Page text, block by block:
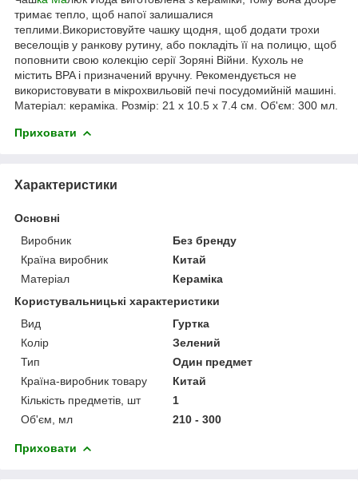
тримає тепло, щоб напої залишалися
теплими.Використовуйте чашку щодня, щоб додати трохи
веселощів у ранкову рутину, або покладіть її на полицю, щоб
поповнити свою колекцію серії Зоряні Війни. Кухоль не
містить BPA і призначений вручну. Рекомендується не
використовувати в мікрохвильовій печі посудомийній машині.
Матеріал: кераміка. Розмір: 21 х 10.5 х 7.4 см. Об'єм: 300 мл.
Приховати
Характеристики
Основні
Виробник
Без бренду
Країна виробник
Китай
Матеріал
Кераміка
Користувальницькі характеристики
Вид
Гуртка
Колір
Зелений
Тип
Один предмет
Країна-виробник товару
Китай
Кількість предметів, шт
1
Об'єм, мл
210 - 300
Приховати